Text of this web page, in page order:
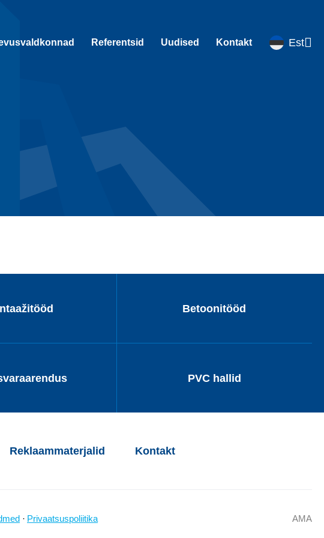
Referentsid Uudised Kontakt Est
Betoonitööd
PVC hallid
Reklaammaterjalid Kontakt
Privaatsuspoliitika AMA